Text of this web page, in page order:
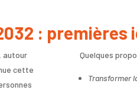
:
autour
cette
Quelques
Transformer